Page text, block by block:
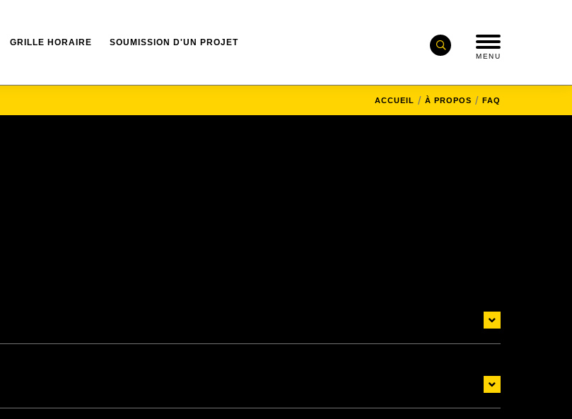
GRILLE HORAIRE SOUMISSION D'UN PROJET
MENU
ACCUEIL À PROPOS FAQ